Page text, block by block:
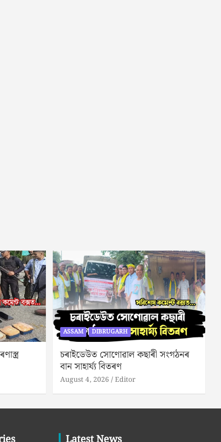
ASSAM DIBRUGARH
চৰাইডেউত সোণোৱাল কছাৰী সংগঠনৰ
বান সাহাৰ্য্য বিতৰণ
August 4, 2026 Editor